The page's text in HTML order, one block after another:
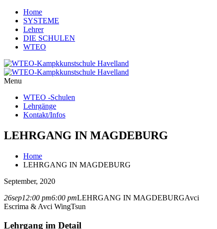
Home
SYSTEME
Lehrer
DIE SCHULEN
WTEO
Menu
WTEO -Schulen
Lehrgänge
Kontakt/Infos
LEHRGANG IN MAGDEBURG
Home
LEHRGANG IN MAGDEBURG
September, 2020
26sep12:00 pm6:00 pmLEHRGANG IN MAGDEBURGAvci
Escrima & Avci WingTsun
Lehrgang im Detail